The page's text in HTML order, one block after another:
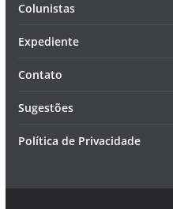
Colunistas
Expediente
Contato
Sugestões
Política de Privacidade